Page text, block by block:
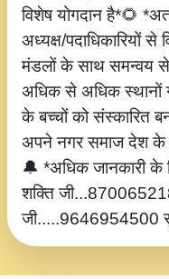
विशेष योगदान है*🌻
अध्यक्ष/पदाधिकारियों
मंडलों के साथ समन्वय
अधिक से अधिक स्थानों
के बच्चों को संस्कारित
अपने नगर समाज देश के
🔔 *अधिक जानकारी के
शक्ति
जी.....9646954500